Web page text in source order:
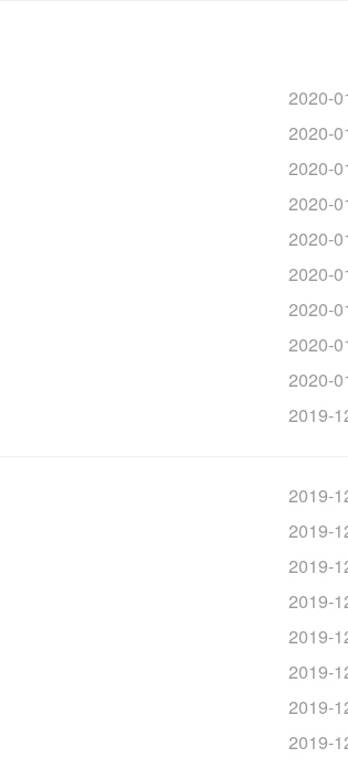
2020-
2020-
2020-
2020-
2020-
2020-
2020-
2020-
2020-
2019-
2019-
2019-
2019-
2019-
2019-
2019-
2019-
2019-